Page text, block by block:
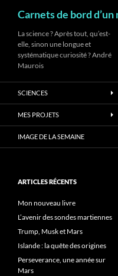
Carnets de bord
La science ? Après tout, qu’est-
elle, sinon une longue et
systématique curiosité ? André
Maurois
SCIENCES
MES PROJETS
IMAGE DE LA SEMAINE
ARTICLES RÉCENTS
Mon nouveau livre
L’avenir des sondes martiennes
Trump, Musk et Mars
Islande : la quête des origines
Perseverance, une année sur
Mars